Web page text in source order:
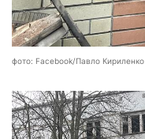
фото: Facebook/Павло Кириленко